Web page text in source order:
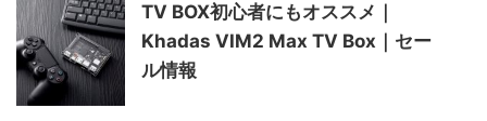
TV BOX初心者にもオススメ｜
Khadas VIM2 Max TV Box｜セー
ル情報